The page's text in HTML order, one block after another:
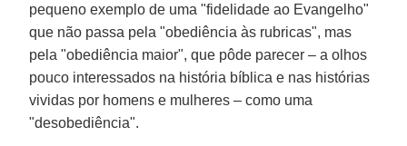
pequeno exemplo de uma "fidelidade ao Evangelho"
que não passa pela "obediência às rubricas", mas
pela "obediência maior", que pôde parecer – a olhos
pouco interessados na história bíblica e nas histórias
vividas por homens e mulheres – como uma
"desobediência".